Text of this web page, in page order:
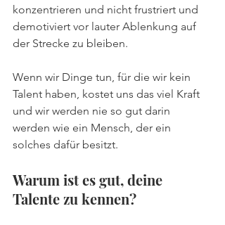
konzentrieren und nicht frustriert und
demotiviert vor lauter Ablenkung auf
der Strecke zu bleiben.
Wenn wir Dinge tun, für die wir kein
Talent haben, kostet uns das viel Kraft
und wir werden nie so gut darin
werden wie ein Mensch, der ein
solches dafür besitzt.
Warum ist es gut, deine
Talente zu kennen?